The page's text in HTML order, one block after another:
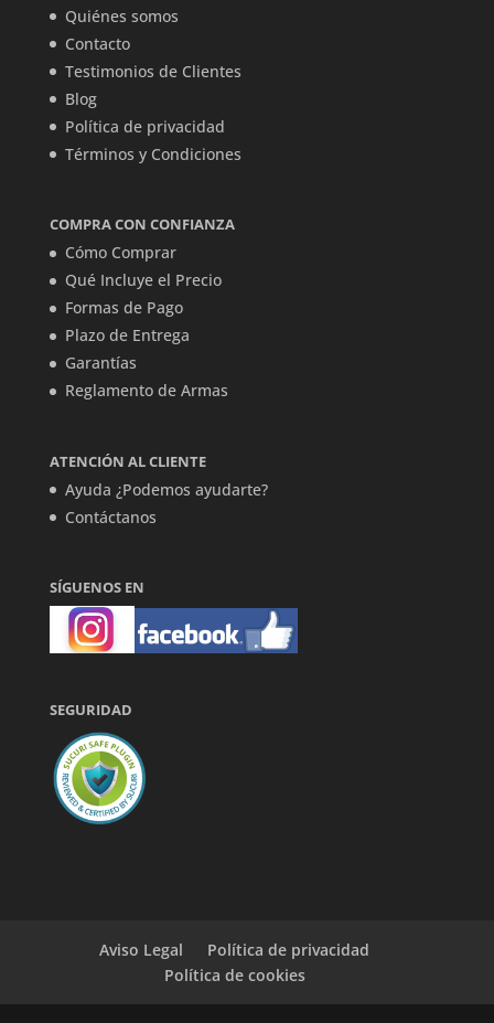
Quiénes somos
Contacto
Testimonios de Clientes
Blog
Política de privacidad
Términos y Condiciones
COMPRA CON CONFIANZA
Cómo Comprar
Qué Incluye el Precio
Formas de Pago
Plazo de Entrega
Garantías
Reglamento de Armas
ATENCIÓN AL CLIENTE
Ayuda ¿Podemos ayudarte?
Contáctanos
SÍGUENOS EN
SEGURIDAD
Aviso Legal
Política de privacidad
Política de cookies